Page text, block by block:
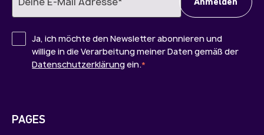
Ja, ich möchte den Newsletter abonnieren und
willige in die Verarbeitung meiner Daten gemäß der
Datenschutzerklärung ein.*
PAGES